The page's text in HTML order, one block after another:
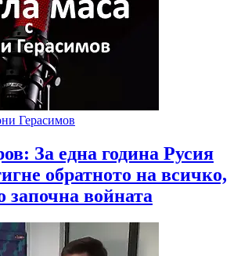
Герасимов
За една година Русия
обратното на всичко,
започна войната